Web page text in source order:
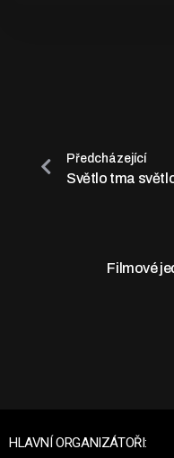
Předcházející
Světlo tma
Filmové
HLAVNÍ ORGANIZÁTOŘI: